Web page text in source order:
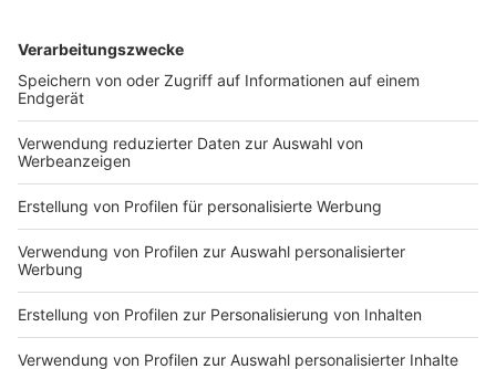
Die Düsseldorfer Polizei zählte in diesem Jahr - Stand
12. Mai - fast 50 Unfälle mit E-Scootern. Außerdem
weist die Polizei darauf hin, dass nach ein bis zwei Bier
die gleichen Promillegrenzen wie für Autofahrer
gelten.
Anzeige
Weitere Infos und Links zum Thema: